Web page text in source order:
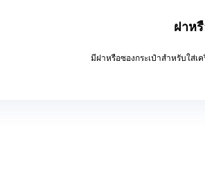
ฝาห
มีฝาหรือซองกระเป๋าสำหรับใส่เ